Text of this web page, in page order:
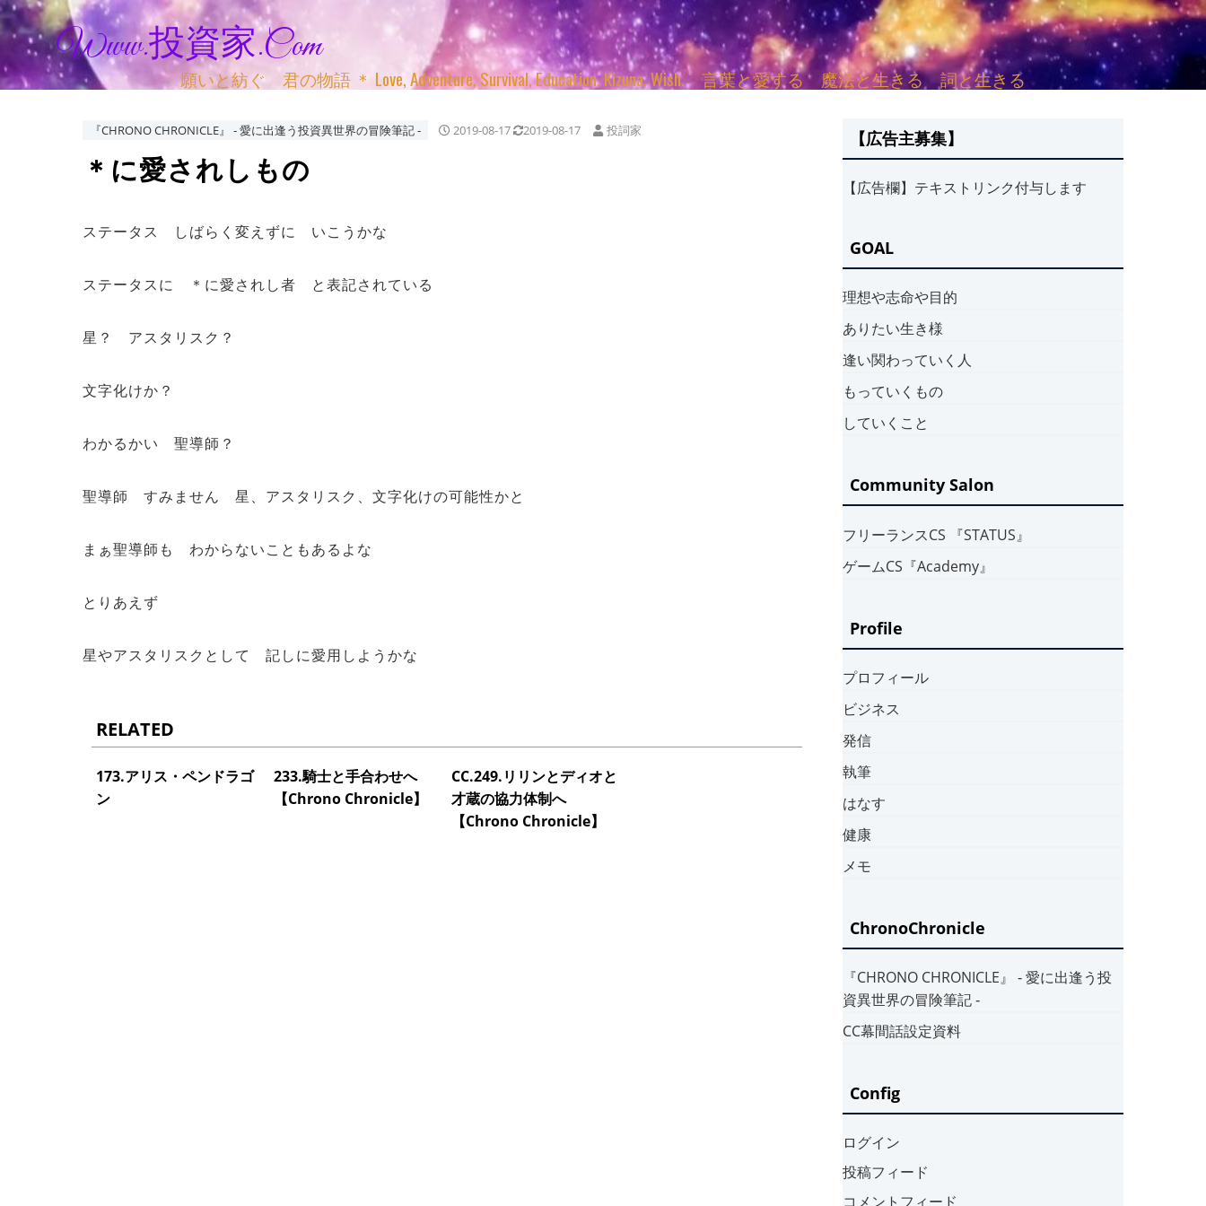
Www.投資家.com
願いと紡ぐ 君の物語 ＊ Love, Adventure, Survival, Education, Kizuna, Wish. 言葉と愛する 魔法と生きる 詞と生きる
『CHRONO CHRONICLE』 ‐ 愛に出逢う投資異世界の冒険筆記 ‐ 2019-08-17 2019-08-17 投詞家
＊に愛されしもの
ステータス しばらく変えずに いこうかな
ステータスに ＊に愛されし者 と表記されている
星？ アスタリスク？
文字化けか？
わかるかい 聖導師？
聖導師 すみません 星、アスタリスク、文字化けの可能性かと
まぁ聖導師も わからないこともあるよな
とりあえず
星やアスタリスクとして 記しに愛用しようかな
RELATED
173.アリス・ペンドラゴ
ン
233.騎士と手合わせへ
【Chrono Chronicle】
CC.249.リリンとディオと
才蔵の協力体制へ
【Chrono Chronicle】
【広告主募集】
【広告欄】テキストリンク付与します
GOAL
理想や志命や目的
ありたい生き様
逢い関わっていく人
もっていくもの
していくこと
Community Salon
フリーランスCS 『STATUS』
ゲームCS『Academy』
Profile
プロフィール
ビジネス
発信
執筆
はなす
健康
メモ
ChronoChronicle
『CHRONO CHRONICLE』 ‐ 愛に出逢う投
資異世界の冒険筆記 ‐
CC幕間話設定資料
Config
ログイン
投稿フィード
コメントフィード